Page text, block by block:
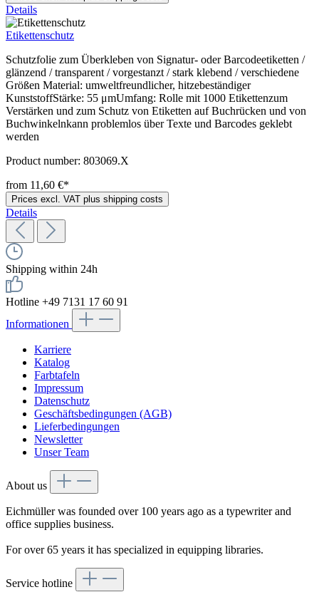
Details
Etikettenschutz
Schutzfolie zum Überkleben von Signatur- oder Barcodeetiketten /
glänzend / transparent / vorgestanzt / stark klebend / verschiedene
Größen Material: umweltfreundlicher, hitzebeständiger
KunststoffStärke: 55 μmUmfang: Rolle mit 1000 Etikettenzum
Verstärken und zum Schutz von Etiketten auf Buchrücken und von
Buchwinkelnkann problemlos über Texte und Barcodes geklebt
werden
Product number: 803069.X
from 11,60 €*
Prices excl. VAT plus shipping costs
Details
Shipping within 24h
Hotline +49 7131 17 60 91
Informationen
Karriere
Katalog
Farbtafeln
Impressum
Datenschutz
Geschäftsbedingungen (AGB)
Lieferbedingungen
Newsletter
Unser Team
About us
Eichmüller was founded over 100 years ago as a typewriter and
office supplies business.
For over 65 years it has specialized in equipping libraries.
Service hotline